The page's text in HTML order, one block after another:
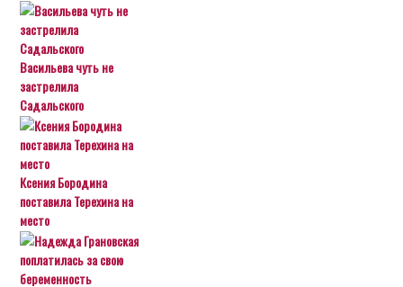
Васильева чуть не
застрелила
Садальского
Ксения Бородина
поставила Терехина на
место